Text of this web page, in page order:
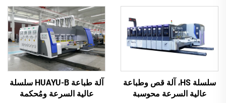
تغليف أوتوماتيكية
بالكامل (طباعة علوية بنقل
فراغي)
سلسلة HS، آلة قص وطباعة
عالية السرعة محوسبة
آلة طباعة HUAYU-B سلسلة
عالية السرعة ومُحكمة